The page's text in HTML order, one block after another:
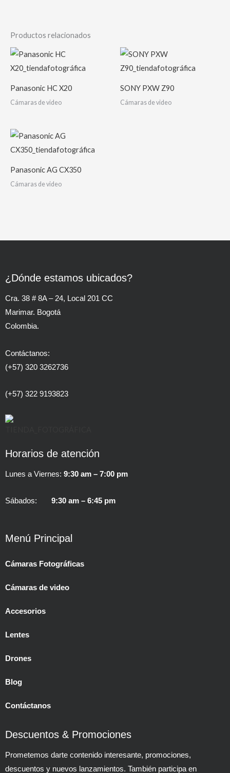
Productos relacionados
Panasonic HC X20
Cámaras de video
SONY PXW Z90
Cámaras de video
Panasonic AG CX350
Cámaras de video
¿Dónde estamos ubicados?
Cra. 38 # 8A – 24, Local 201 CC
Marimar. Bogotá
Colombia.
Contáctanos:
(+57) 320 3262736
(+57) 322 9193823
Horarios de atención
Lunes a Viernes: 9:30 am – 7:00 pm
Sábados: 9:30 am – 6:45 pm
Menú Principal
Cámaras Fotográficas
Cámaras de video
Accesorios
Lentes
Drones
Blog
Contáctanos
Descuentos & Promociones
Prometemos darte contenido interesante, promociones,
descuentos y nuevos lanzamientos. También participa en